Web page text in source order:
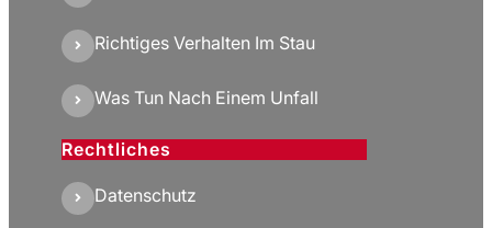
Richtiges Verhalten Im Stau
Was Tun Nach Einem Unfall
Rechtliches
Datenschutz